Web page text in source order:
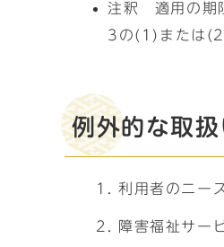
注釈 適用の期
3の(1)または
例外的な取扱
利用者のニー
障害福祉サー